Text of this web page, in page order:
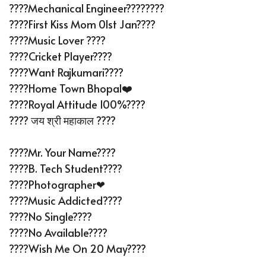
????Mechanical Engineer????‍????
????First Kiss Mom 01st Jan????
????Music Lover ????
????Cricket Player????
????Want Rajkumari????
????Home Town Bhopal❤️
????Royal Attitude 100%????
???? जय श्री महाकाल ????
????Mr. Your Name????
????B. Tech Student????
????Photographer❤
????Music Addicted????
????No Single????
????No Available????
????Wish Me On 20 May????